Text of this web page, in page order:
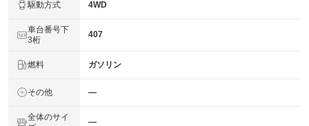
駆動方式 4WD
車台番号下
3桁
407
燃料 ガソリン
その他 ―
全体のサイ
―